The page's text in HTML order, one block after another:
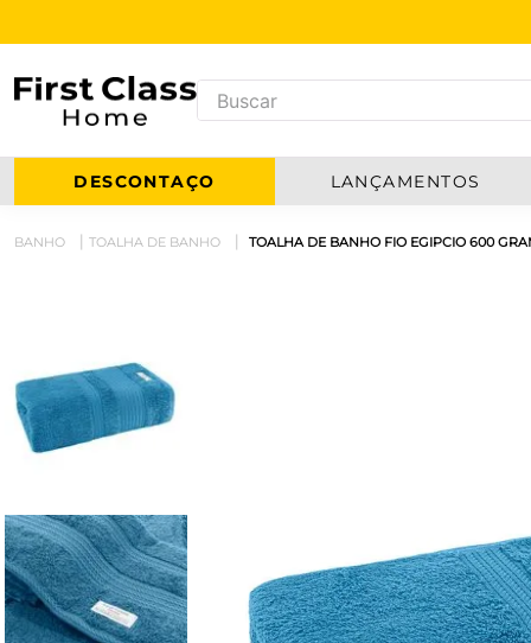
DESCONTAÇO LANÇAMENTOS
BANHO TOALHA DE BANHO TOALHA DE BANHO FIO EGIPCIO 600